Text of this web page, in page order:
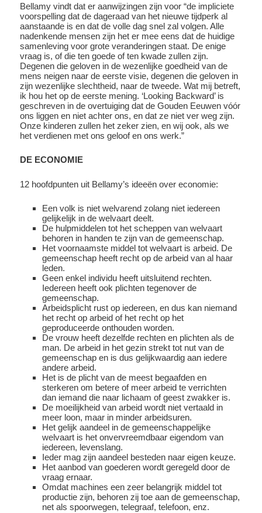
Bellamy vindt dat er aanwijzingen zijn voor “de impliciete
voorspelling dat de dageraad van het nieuwe tijdperk al
aanstaande is en dat de volle dag snel zal volgen. Alle
nadenkende mensen zijn het er mee eens dat de huidige
samenleving voor grote veranderingen staat. De enige
vraag is, of die ten goede of ten kwade zullen zijn.
Degenen die geloven in de wezenlijke goedheid van de
mens neigen naar de eerste visie, degenen die geloven in
zijn wezenlijke slechtheid, naar de tweede. Wat mij betreft,
ik hou het op de eerste mening. ‘Looking Backward’ is
geschreven in de overtuiging dat de Gouden Eeuwen vóór
ons liggen en niet achter ons, en dat ze niet ver weg zijn.
Onze kinderen zullen het zeker zien, en wij ook, als we
het verdienen met ons geloof en ons werk.”
DE ECONOMIE
12 hoofdpunten uit Bellamy’s ideeën over economie:
Een volk is niet welvarend zolang niet iedereen
gelijkelijk in de welvaart deelt.
De hulpmiddelen tot het scheppen van welvaart
behoren in handen te zijn van de gemeenschap.
Het voornaamste middel tot welvaart is arbeid. De
gemeenschap heeft recht op de arbeid van al haar
leden.
Geen enkel individu heeft uitsluitend rechten.
Iedereen heeft ook plichten tegenover de
gemeenschap.
Arbeidsplicht rust op iedereen, en dus kan niemand
het recht op arbeid of het recht op het
geproduceerde onthouden worden.
De vrouw heeft dezelfde rechten en plichten als de
man. De arbeid in het gezin strekt tot nut van de
gemeenschap en is dus gelijkwaardig aan iedere
andere arbeid.
Het is de plicht van de meest begaafden en
sterkeren om betere of meer arbeid te verrichten
dan iemand die naar lichaam of geest zwakker is.
De moeilijkheid van arbeid wordt niet vertaald in
meer loon, maar in minder arbeidsuren.
Het gelijk aandeel in de gemeenschappelijke
welvaart is het onvervreemdbaar eigendom van
iedereen, levenslang.
Ieder mag zijn aandeel besteden naar eigen keuze.
Het aanbod van goederen wordt geregeld door de
vraag ernaar.
Omdat machines een zeer belangrijk middel tot
productie zijn, behoren zij toe aan de gemeenschap,
net als spoorwegen, telegraaf, telefoon, enz.